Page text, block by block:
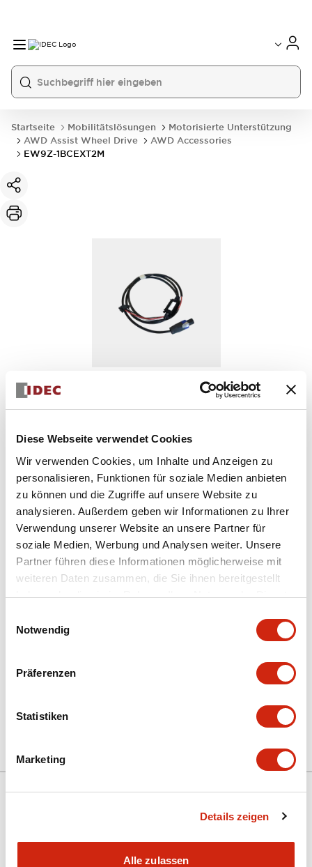
Diese Webseite verwendet Cookies
Wir verwenden Cookies, um Inhalte und Anzeigen zu
personalisieren, Funktionen für soziale Medien anbieten
zu können und die Zugriffe auf unsere Website zu
analysieren. Außerdem geben wir Informationen zu Ihrer
Verwendung unserer Website an unsere Partner für
soziale Medien, Werbung und Analysen weiter. Unsere
Partner führen diese Informationen möglicherweise mit
weiteren Daten zusammen, die Sie ihnen bereitgestellt
haben oder die sie im Rahmen Ihrer Nutzung der Dienste
Notwendig
Präferenzen
Statistiken
Marketing
Details zeigen
Alle zulassen
Startseite Mobilitätslösungen
Motorisierte Unterstützung
AWD Assist Wheel Drive
AWD Accessories
EW9Z-1BCEXT2M
AWD ACCESSORIES
EW9Z-1BCEXT2M
Kabel für externe Batterie, 2 m
Menge auswählen
zum Zitat hinzufügen
Alle erweitern+